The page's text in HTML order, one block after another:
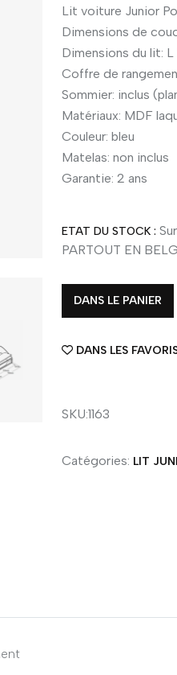
Lit voiture Junior
Dimensions de
Dimensions du lit: L
Coffre de
Sommier: inclus
Matériaux: MDF
Couleur: bleu
Matelas: non inclus
Garantie: 2 ans
ETAT DU STOCK :
PARTOUT EN
DANS LE PANIER
DANS LES
SKU:1163
Catégories: LIT